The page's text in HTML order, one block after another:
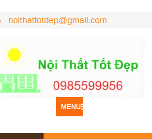
noithattotdep@gmail.com
MENU